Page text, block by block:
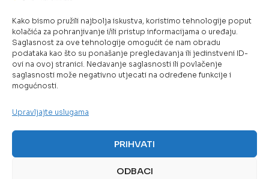
Kako bismo pružili najbolja iskustva, koristimo tehnologije poput
kolačića za pohranjivanje i/ili pristup informacijama o uređaju.
Saglasnost za ove tehnologije omogućit će nam obradu
podataka kao što su ponašanje pregledavanja ili jedinstveni ID-
ovi na ovoj stranici. Nedavanje saglasnosti ili povlačenje
saglasnosti može negativno utjecati na određene funkcije i
mogućnosti.
Upravljajte uslugama
PRIHVATI
ODBACI
O nama
Novosti
Karijera
Uslovi poslovanja
Kontakt
Šta radimo?
ICT & Cloud